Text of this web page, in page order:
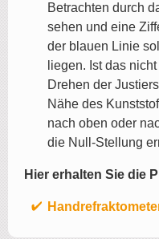
Betrachten durch
sehen und eine
der blauen Linie
liegen. Ist das
Drehen der
Nähe des
nach oben oder
die Null-Stellung
Hier erhalten Sie die